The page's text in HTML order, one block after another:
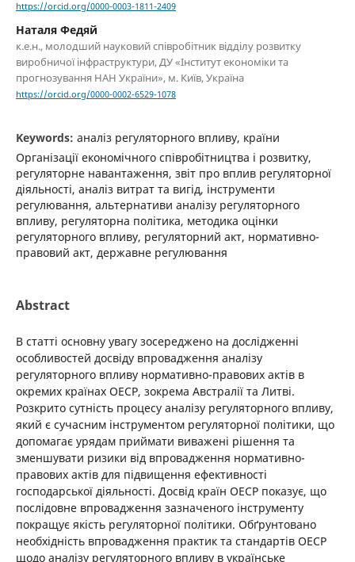
https://orcid.org/0000-0003-1811-2409
Наталя Федяй
к.е.н., молодший науковий співробітник відділу розвитку
виробничої інфраструктури, ДУ «Інститут економіки та
прогнозування НАН України», м. Київ, Україна
https://orcid.org/0000-0002-6529-1078
Keywords: аналіз регуляторного впливу, країни
Організації економічного співробітництва і розвитку,
регуляторне навантаження, звіт про вплив регуляторної
діяльності, аналіз витрат та вигід, інструменти
регулювання, альтернативи аналізу регуляторного
впливу, регуляторна політика, методика оцінки
регуляторного впливу, регуляторний акт, нормативно-
правовий акт, державне регулювання
Abstract
В статті основну увагу зосереджено на дослідженні
особливостей досвіду впровадження аналізу
регуляторного впливу нормативно-правових актів в
окремих країнах ОЕСР, зокрема Австралії та Литві.
Розкрито сутність процесу аналізу регуляторного впливу,
який є сучасним інструментом регуляторної політики, що
допомагає урядам приймати виважені рішення та
зменшувати ризики від впровадження нормативно-
правових актів для підвищення ефективності
господарської діяльності. Досвід країн ОЕСР показує, що
послідовне впровадження зазначеного інструменту
покращує якість регуляторної політики. Обґрунтовано
необхідність впровадження практик та стандартів ОЕСР
щодо аналізу регуляторного впливу в українське